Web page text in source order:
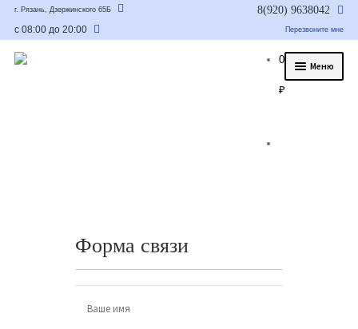
г. Рязань, Дзержинского 65Б
с 08:00 до 20:00
8(920) 9638042
Перезвоните мне
Меню
0
₽
Форма связи